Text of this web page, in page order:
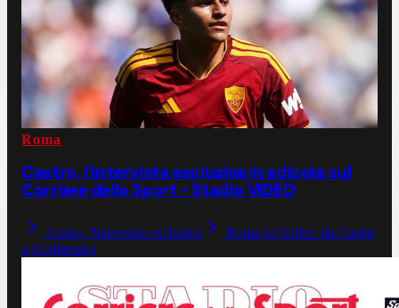
Roma
Castro, l'intervista esclusiva in edicola sul
Corriere dello Sport - Stadio VIDEO
Castro, l'intervista esclusiva
Roma in Galles: da Castro
a Koulierakis